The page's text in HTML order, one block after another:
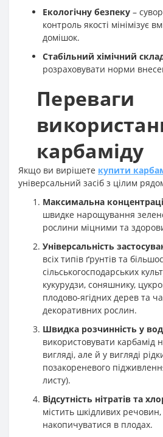
Екологічну безпеку –
контроль якості мінімізує
домішок.
Стабільний хімічний
розраховувати норми
Переваги
карбаміду
Якщо ви вирішете купити
універсальний засіб з цілим
Максимальна
швидке нарощування
рослини міцними та
Універсальність
всіх типів ґрунтів та
сільськогосподарських
кукурудзи, соняшнику,
плодово-ягідних дерев та
декоративних рослин.
Швидка розчинність у
використовувати карбамід
вигляді, але й у вигляді
позакореневого
листу).
Відсутність нітратів та
містить шкідливих
накопичуватися в плодах.